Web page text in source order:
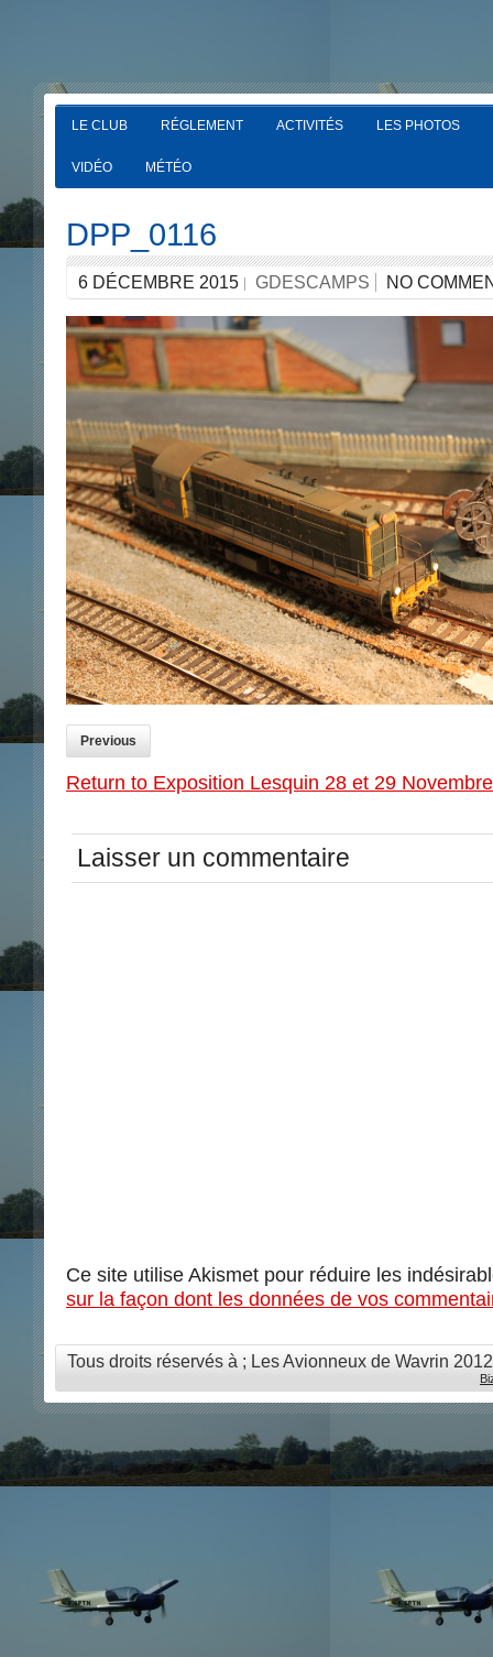
LE CLUB RÉGLEMENT ACTIVITÉS LES PHOTOS
VIDÉO MÉTÉO
DPP_0116
6 DÉCEMBRE 2015 GDESCAMPS NO
Previous
Return to Exposition Lesquin 28 et 29
Laisser un commentaire
Ce site utilise Akismet pour réduire les
sur la façon dont les données de vos
Tous droits réservés à ; Les Avionneux de Wavrin